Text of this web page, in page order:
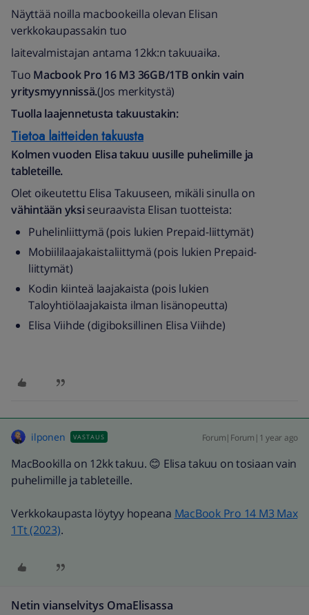
Näyttää noilla macbookeilla olevan Elisan
verkkokaupassakin tuo
laitevalmistajan antama 12kk:n takuuaika.
Tuo Macbook Pro 16 M3 36GB/1TB onkin vain
yritysmyynnissä.(Jos merkitystä)
Tuolla laajennetusta takuustakin:
Tietoa laitteiden takuusta
Kolmen vuoden Elisa takuu uusille puhelimille ja
tableteille.
Olet oikeutettu Elisa Takuuseen, mikäli sinulla on
vähintään yksi seuraavista Elisan tuotteista:
Puhelinliittymä (pois lukien Prepaid-liittymät)
Mobiililaajakaistaliittymä (pois lukien Prepaid-
liittymät)
Kodin kiinteä laajakaista (pois lukien
Taloyhtiölaajakaista ilman lisänopeutta)
Elisa Viihde (digiboksillinen Elisa Viihde)
ilponen VASTAUS Forum|Forum|1 year ago
MacBookilla on 12kk takuu. 😊 Elisa takuu on tosiaan vain
puhelimille ja tableteille.
Verkkokaupasta löytyy hopeana MacBook Pro 14 M3 Max
1Tt (2023).
Netin vianselvitys OmaElisassa